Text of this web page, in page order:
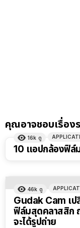
คุณอาจชอบเรื่อง
16k ดู
10 แอปกล้องฟิล์
46k ดู
Gudak Cam เป
ฟิล์มสุดคลาสสิก
จะได้รูปถ่าย